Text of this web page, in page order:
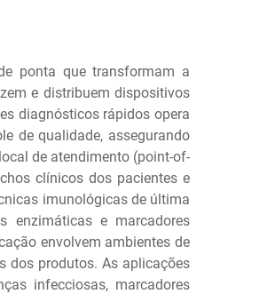
ponta que transformam a
e distribuem dispositivos
diagnósticos rápidos opera
de qualidade, assegurando
de atendimento (point-of-
clínicos dos pacientes e
imunológicas de última
enzimáticas e marcadores
envolvem ambientes de
dos produtos. As aplicações
infecciosas, marcadores